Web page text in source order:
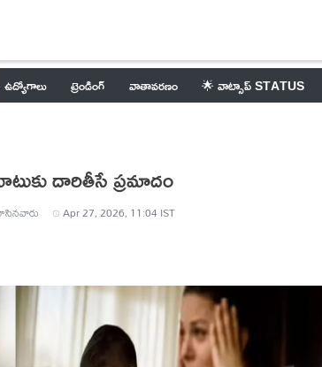
ఉద్యోగాలు ట్రెండింగ్ వాతావరణం 🌟 వాట్సాప్ STATUS
దారితీసే ప్రమాదం
Apr 27, 2026, 11:04 IST